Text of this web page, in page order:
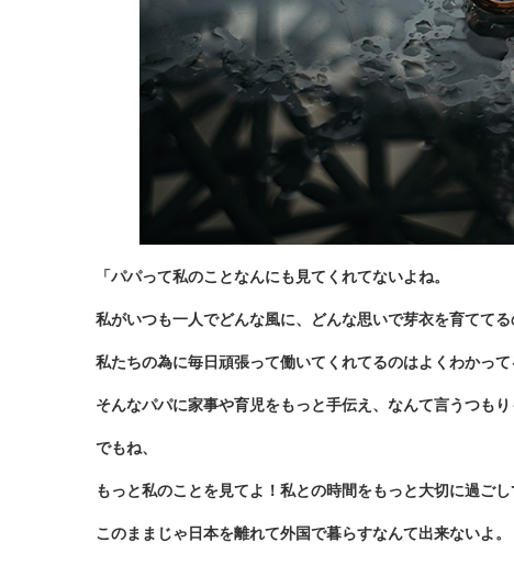
「パパって私のことなんにも見てくれてないよね。
私がいつも一人でどんな風に、どんな思いで芽衣を育てて
私たちの為に毎日頑張って働いてくれてるのはよくわかって
そんなパパに家事や育児をもっと手伝え、なんて言うつもり
でもね、
もっと私のことを見てよ！私との時間をもっと大切に過ごし
このままじゃ日本を離れて外国で暮らすなんて出来ないよ。